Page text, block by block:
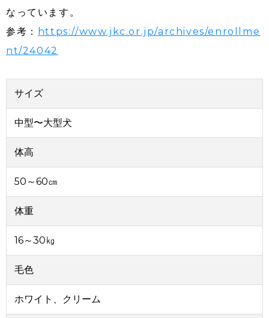
なっています。
参考：
https://www.jkc.or.jp/archives/enrollme
nt/24042
サイズ
中型〜大型犬
体高
50～60㎝
体重
16～30㎏
毛色
ホワイト、クリーム